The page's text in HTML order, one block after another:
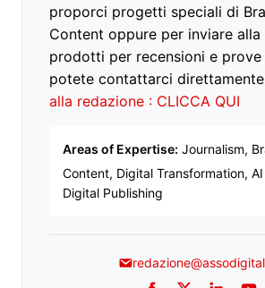
proporci progetti speciali di
Content oppure per inviare alla
prodotti per recensioni e
potete contattarci direttamente
alla redazione : CLICCA QUI
Areas of Expertise: Journalism,
Content, Digital Transformation,
Digital Publishing